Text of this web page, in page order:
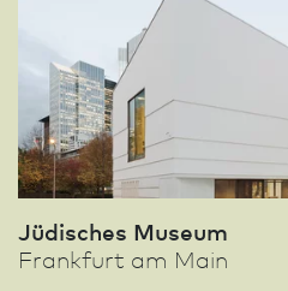
Jüdisches Museum
Frank­furt am Main